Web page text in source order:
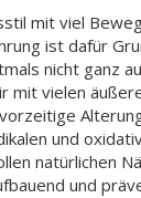
mit viel
ist dafür
nicht ganz
mit vielen
und
natürlichen
und